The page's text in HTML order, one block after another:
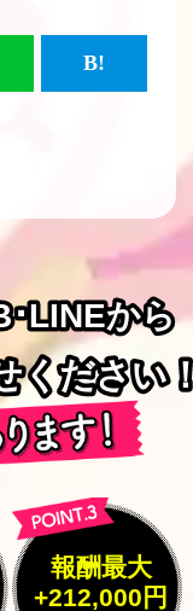
･LINEから
･LINEから
ください
ください
報酬最大
+212,000円